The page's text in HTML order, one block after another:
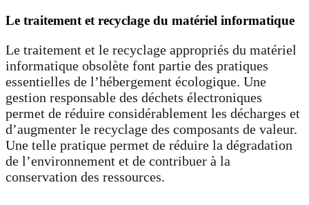
Le traitement et recyclage du matériel informatique
Le traitement et le recyclage appropriés du matériel
informatique obsolète font partie des pratiques
essentielles de l’hébergement écologique. Une
gestion responsable des déchets électroniques
permet de réduire considérablement les décharges et
d’augmenter le recyclage des composants de valeur.
Une telle pratique permet de réduire la dégradation
de l’environnement et de contribuer à la
conservation des ressources.